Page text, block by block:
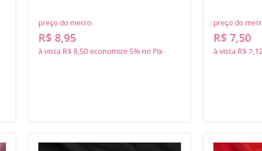
preço do metro:
R$ 8,95
à vista R$ 8,50economize5% no Pix
preço do
R$ 7,50
à vista R$